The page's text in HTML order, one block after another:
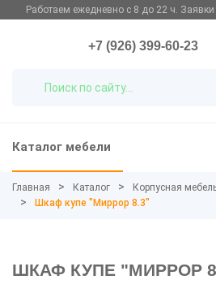
Работаем ежедневно с 8 до 22 ч.
+7 (926) 399-60-23
Каталог мебели
Главная Каталог Корпусная
Шкаф купе "Миррор 8.3"
ШКАФ КУПЕ "МИРРОР